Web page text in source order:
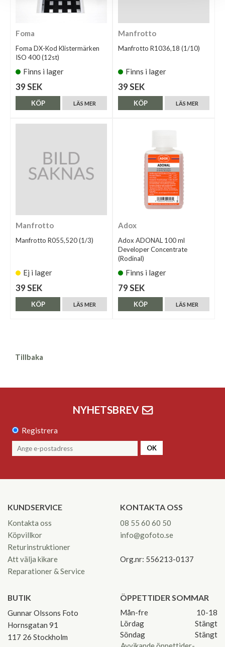
Foma
Foma DX-Kod Klistermärken
ISO 400 (12st)
Finns i lager
39 SEK
LÄS MER
KÖP
Manfrotto
Manfrotto R1036,18 (1/10)
Finns i lager
39 SEK
LÄS MER
KÖP
Manfrotto
Manfrotto R055,520 (1/3)
Ej i lager
39 SEK
LÄS MER
KÖP
Adox
Adox ADONAL 100 ml
Developer Concentrate
(Rodinal)
Finns i lager
79 SEK
LÄS MER
KÖP
Tillbaka
NYHETSBREV
Registrera
OK
KUNDSERVICE
Kontakta oss
Köpvillkor
Returinstruktioner
Att välja kikare
Reparationer & Service
KONTAKTA OSS
08 55 60 60 50
info@gofoto.se
Org.nr: 556213-0137
BUTIK
Gunnar Olssons Foto
Hornsgatan 91
117 26 Stockholm
ÖPPETTIDER SOMMAR
Mån-fre
10-18
Lördag
Stängt
Söndag
Stängt